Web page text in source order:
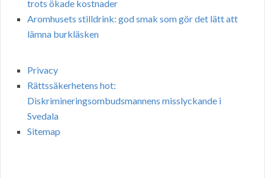
trots ökade kostnader
Aromhusets stilldrink: god smak som gör det lätt att
lämna burkläsken
Privacy
Rättssäkerhetens hot:
Diskrimineringsombudsmannens misslyckande i
Svedala
Sitemap